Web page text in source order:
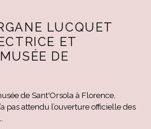
LUCQUET
ET
DE
de Sant'Orsola à Florence,
pas attendu l’ouverture officielle des